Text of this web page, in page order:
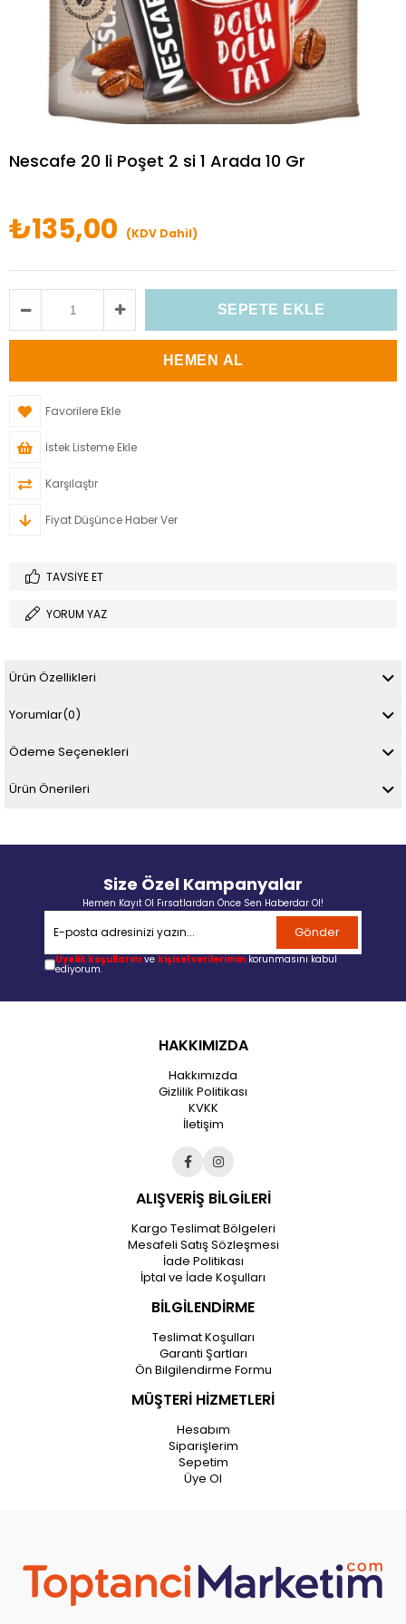
Nescafe 20 li Poşet 2 si 1 Arada 10 Gr
₺135,00 (KDV Dahil)
Favorilere Ekle
İstek Listeme Ekle
Karşılaştır
Fiyat Düşünce Haber Ver
TAVSIYE ET
YORUM YAZ
Ürün Özellikleri
Yorumlar(0)
Ödeme Seçenekleri
Ürün Önerileri
Size Özel Kampanyalar
Hemen Kayıt Ol Fırsatlardan Önce Sen Haberdar Ol!
Gönder
Üyelik koşullarını ve kişisel verilerimin korunmasını kabul
ediyorum.
HAKKIMIZDA
Hakkımızda
Gizlilik Politikası
KVKK
İletişim
ALIŞVERİŞ BİLGİLERİ
Kargo Teslimat Bölgeleri
Mesafeli Satış Sözleşmesi
İade Politikası
İptal ve İade Koşulları
BİLGİLENDİRME
Teslimat Koşulları
Garanti Şartları
Ön Bilgilendirme Formu
MÜŞTERİ HİZMETLERİ
Hesabım
Siparişlerim
Sepetim
Üye Ol